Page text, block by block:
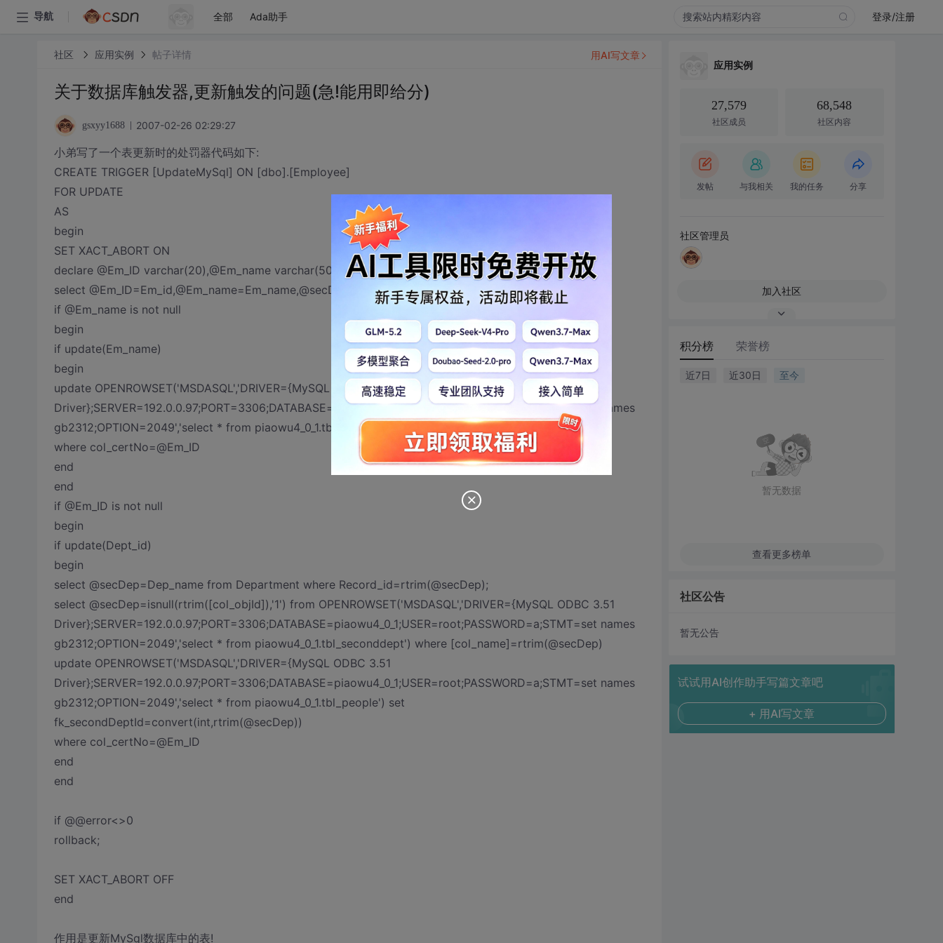
导航 全部 Ada助手 登录/注册
社区 应用实例 帖子详情
关于数据库触发器,更新触发的问题(急!能用即给分)
gsxyy1688 2007-02-26 02:29:27
小弟写了一个表更新时的处罚器代码如下:
CREATE TRIGGER [UpdateMySql] ON [dbo].[Employee]
FOR UPDATE
AS
begin
SET XACT_ABORT ON
declare @Em_ID varchar(20),@Em_name varchar(50),@secDep varchar(20)
select @Em_ID=Em_id,@Em_name=Em_name,@secDep=Dept_id from Inserted;
if @Em_name is not null
begin
if update(Em_name)
begin
update OPENROWSET('MSDASQL','DRIVER={MySQL ODBC 3.51
Driver};SERVER=192.0.0.97;PORT=3306;DATABASE=piaowu4_0_1;USER=root;PASSWORD=a;STMT=set names
gb2312;OPTION=2049','select * from piaowu4_0_1.tbl_people') set [col_name]=@Em_name
where col_certNo=@Em_ID
end
end
if @Em_ID is not null
begin
if update(Dept_id)
begin
select @secDep=Dep_name from Department where Record_id=rtrim(@secDep);
select @secDep=isnull(rtrim([col_objId]),'1') from OPENROWSET('MSDASQL','DRIVER={MySQL ODBC 3.51
Driver};SERVER=192.0.0.97;PORT=3306;DATABASE=piaowu4_0_1;USER=root;PASSWORD=a;STMT=set names
gb2312;OPTION=2049','select * from piaowu4_0_1.tbl_seconddept') where [col_name]=rtrim(@secDep)
update OPENROWSET('MSDASQL','DRIVER={MySQL ODBC 3.51
Driver};SERVER=192.0.0.97;PORT=3306;DATABASE=piaowu4_0_1;USER=root;PASSWORD=a;STMT=set names
gb2312;OPTION=2049','select * from piaowu4_0_1.tbl_people') set
fk_secondDeptId=convert(int,rtrim(@secDep))
where col_certNo=@Em_ID
end
end
if @@error<>0
rollback;
SET XACT_ABORT OFF
end
作用是更新MySql数据库中的表!
用AI写文章
应用实例
27,579
社区成员
68,548
社区内容
发帖 与我相关 我的任务 分享
社区管理员
加入社区
积分榜 荣誉榜
近7日 近30日 至今
暂无数据
查看更多榜单
社区公告
暂无公告
试试用AI创作助手写篇文章吧
+ 用AI写文章